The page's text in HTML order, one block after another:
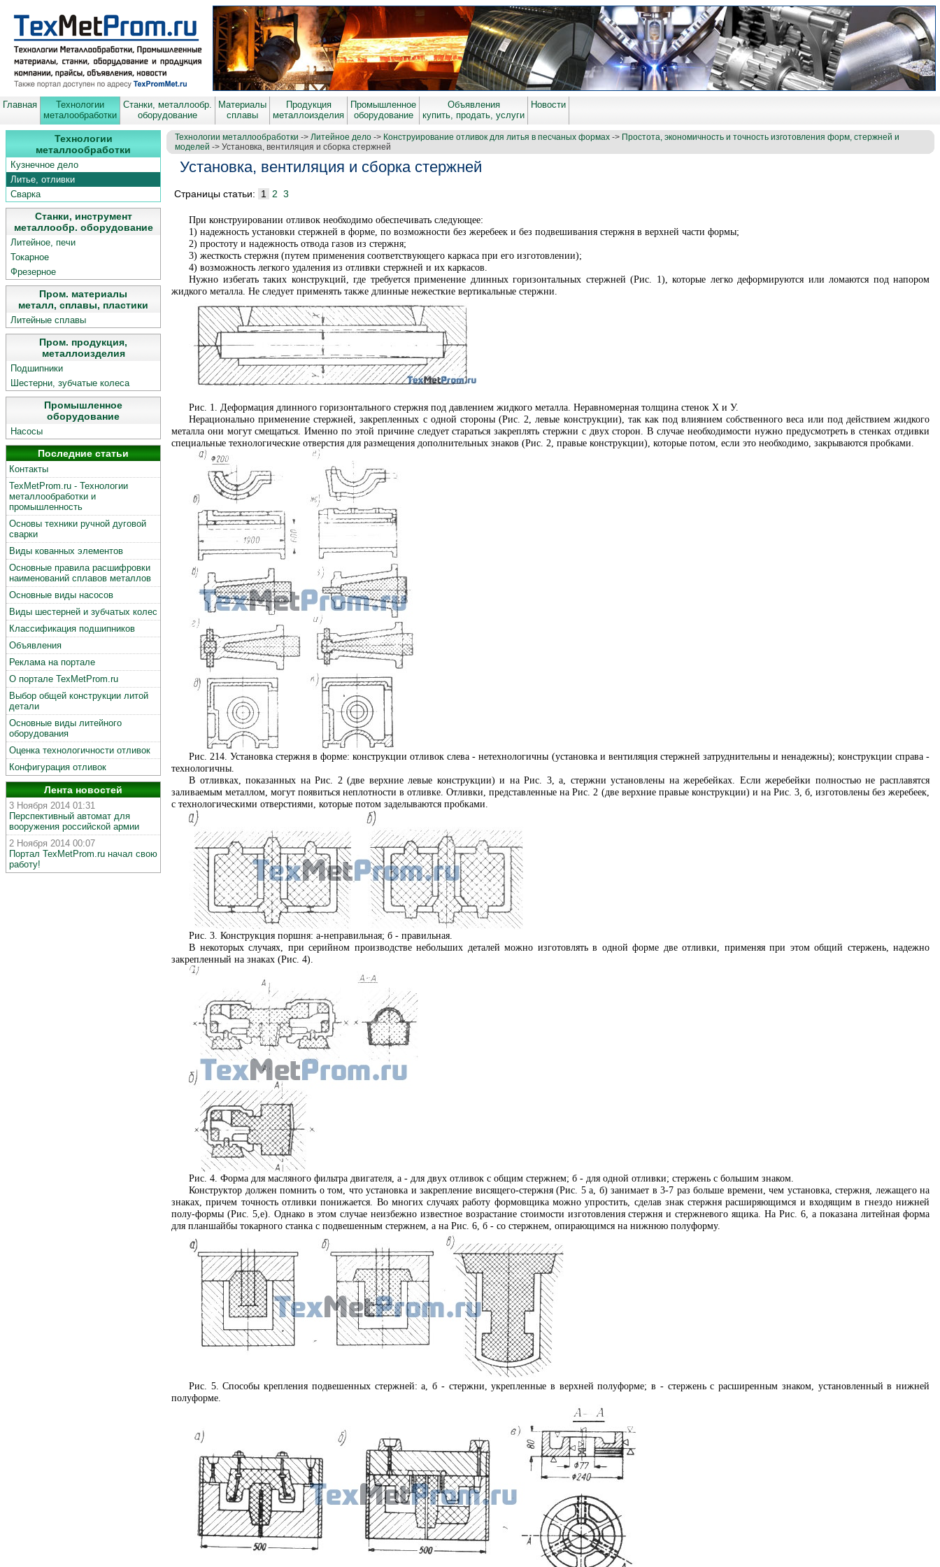
Главная
Технологии
металообработки
Станки, металлообр.
оборудование
Материалы
сплавы
Продукция
металлоизделия
Промышленное
оборудование
Объявления
купить, продать, услуги
Новости
Технологии
металлообработки
Кузнечное дело
Литье, отливки
Сварка
Станки, инструмент
металлообр. оборудование
Литейное, печи
Токарное
Фрезерное
Пром. материалы
металл, сплавы, пластики
Литейные сплавы
Пром. продукция,
металлоизделия
Подшипники
Шестерни, зубчатые колеса
Промышленное
оборудование
Насосы
Последние статьи
Контакты
TexMetProm.ru - Технологии
металлообработки и
промышленность
Основы техники ручной дуговой
сварки
Виды кованных элементов
Основные правила расшифровки
наименований сплавов металлов
Основные виды насосов
Виды шестерней и зубчатых колес
Классификация подшипников
Объявления
Реклама на портале
О портале TexMetProm.ru
Выбор общей конструкции литой
детали
Основные виды литейного
оборудования
Оценка технологичности отливок
Конфигурация отливок
Лента новостей
3 Ноября 2014 01:31
Перспективный автомат для
вооружения российской армии
2 Ноября 2014 00:07
Портал TexMetProm.ru начал свою
работу!
Технологии металлообработки -> Литейное дело -> Конструирование отливок для литья в песчаных формах -> Простота, экономичность и точность изготовления форм, стержней и
моделей -> Установка, вентиляция и сборка стержней
Установка, вентиляция и сборка стержней
Страницы статьи: 1 2 3
При конструировании отливок необходимо обеспечивать следующее:
1) надежность установки стержней в форме, по возможности без жеребеек и без подвешивания стержня в верхней части формы;
2) простоту и надежность отвода газов из стержня;
3) жесткость стержня (путем применения соответствующего каркаса при его изготовлении);
4) возможность легкого удаления из отливки стержней и их каркасов.
Нужно избегать таких конструкций, где требуется применение длинных горизонтальных стержней (Рис. 1), которые легко деформируются или ломаются под напором
жидкого металла. Не следует применять также длинные нежесткие вертикальные стержни.
Рис. 1. Деформация длинного горизонтального стержня под давлением жидкого металла. Неравномерная толщина стенок X и У.
Нерационально применение стержней, закрепленных с одной стороны (Рис. 2, левые конструкции), так как под влиянием собственного веса или под действием жидкого
металла они могут смещаться. Именно по этой причине следует стараться закреплять стержни с двух сторон. В случае необходимости нужно предусмотреть в стенках отдивки
специальные технологические отверстия для размещения дополнительных знаков (Рис. 2, правые конструкции), которые потом, если это необходимо, закрываются пробками.
Рис. 214. Установка стержня в форме: конструкции отливок слева - нетехнологичны (установка и вентиляция стержней затруднительны и ненадежны); конструкции справа -
технологичны.
В отливках, показанных на Рис. 2 (две верхние левые конструкции) и на Рис. 3, а, стержни установлены на жеребейках. Если жеребейки полностью не расплавятся
заливаемым металлом, могут появиться неплотности в отливке. Отливки, представленные на Рис. 2 (две верхние правые конструкции) и на Рис. 3, б, изготовлены без жеребеек,
с технологическими отверстиями, которые потом заделываются пробками.
Рис. 3. Конструкция поршня: а-неправильная; б - правильная.
В некоторых случаях, при серийном производстве небольших деталей можно изготовлять в одной форме две отливки, применяя при этом общий стержень, надежно
закрепленный на знаках (Рис. 4).
Рис. 4. Форма для масляного фильтра двигателя, а - для двух отливок с общим стержнем; б - для одной отливки; стержень с большим знаком.
Конструктор должен помнить о том, что установка и закрепление висящего-стержня (Рис. 5 а, б) занимает в 3-7 раз больше времени, чем установка, стержня, лежащего на
знаках, причем точность отливки понижается. Во многих случаях работу формовщика можно упростить, сделав знак стержня расширяющимся и входящим в гнездо нижней
полу-формы (Рис. 5,е). Однако в этом случае неизбежно известное возрастание стоимости изготовления стержня и стержневого ящика. На Рис. 6, а показана литейная форма
для планшайбы токарного станка с подвешенным стержнем, а на Рис. 6, б - со стержнем, опирающимся на нижнюю полуформу.
Рис. 5. Способы крепления подвешенных стержней: а, б - стержни, укрепленные в верхней полуформе; в - стержень с расширенным знаком, установленный в нижней
полуформе.